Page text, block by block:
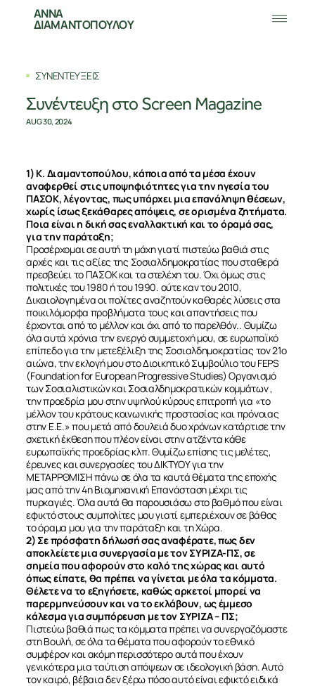
ΑΝΝΑ
ΔΙΑΜΑΝΤΟΠΟΥΛΟΥ
ΣΥΝΕΝΤΕΥΞΕΙΣ
Συνέντευξη στο Screen Magazine
AUG 30, 2024
1) Κ. Διαμαντοπούλου, κάποια από τα μέσα έχουν
αναφερθεί στις υποψηφιότητες για την ηγεσία του
ΠΑΣΟΚ, λέγοντας, πως υπάρχει μια επανάληψη θέσεων,
χωρίς ίσως ξεκάθαρες απόψεις, σε ορισμένα ζητήματα.
Ποια είναι η δική σας εναλλακτική και το όραμά σας,
για την παράταξη;
Προσέρχομαι σε αυτή τη μάχη γιατί πιστεύω βαθιά στις
αρχές και τις αξίες της Σοσιαλδημοκρατίας που σταθερά
πρεσβεύει το ΠΑΣΟΚ και τα στελέχη του. Όχι όμως στις
πολιτικές του 1980 ή του 1990. ούτε καν του 2010,
Δικαιολογημένα οι πολίτες αναζητούν καθαρές λύσεις στα
ποικιλόμορφα προβλήματα τους και απαντήσεις που
έρχονται από το μέλλον και όχι από το παρελθόν.. Θυμίζω
όλα αυτά χρόνια την ενεργό συμμετοχή μου, σε ευρωπαϊκό
επίπεδο για την μετεξέλιξη της Σοσιαλδημοκρατίας τον 21ο
αιώνα, την εκλογή μου στο Διοικητικό Συμβούλιο του FEPS
(Foundation for European Progressive Studies) Οργανισμό
των Σοσιαλιστικών και Σοσιαλδημοκρατικών κομμάτων ,
την προεδρία μου στην υψηλού κύρους επιτροπή για «το
μέλλον του κράτους κοινωνικής προστασίας και πρόνοιας
στην Ε.Ε.» που μετά από δουλειά δυο χρόνων κατάρτισε την
σχετική έκθεση που πλέον είναι στην ατζέντα κάθε
ευρωπαϊκής προεδρίας κλπ. Θυμίζω επίσης τις μελέτες,
έρευνες και συνεργασίες του ΔΙΚΤΥΟΥ για την
ΜΕΤΑΡΡΘΜΙΣΗ πάνω σε όλα τα καυτά θέματα της εποχής
μας από την 4η Βιομηχανική Επανάσταση μέχρι τις
πυρκαγιές. Όλα αυτά θα παρουσιάσω στο βαθμό που είναι
εφικτό στους συμπολίτες μου γιατί εμπεριέχουν σε βάθος
το όραμα μου για την παράταξη και τη Χώρα.
2) Σε πρόσφατη δήλωσή σας αναφέρατε, πως δεν
αποκλείετε μια συνεργασία με τον ΣΥΡΙΖΑ-ΠΣ, σε
σημεία που αφορούν στο καλό της χώρας και αυτό
όπως είπατε, θα πρέπει να γίνεται με όλα τα κόμματα.
Θέλετε να το εξηγήσετε, καθώς αρκετοί μπορεί να
παρερμηνεύσουν και να το εκλάβουν, ως έμμεσο
κάλεσμα για συμπόρευση με τον ΣΥΡΙΖΑ – ΠΣ;
Πιστεύω βαθιά πως τα κόμματα πρέπει να συνεργαζόμαστε
στη Βουλή, σε όλα τα θέματα που αφορούν το εθνικό
συμφέρον και ακόμη περισσότερο αυτά που έχουν
γενικότερα μια ταύτιση απόψεων σε ιδεολογική βάση. Αυτό
τον καιρό, βέβαια δεν ξέρω πόσο αυτό είναι εφικτό ειδικά